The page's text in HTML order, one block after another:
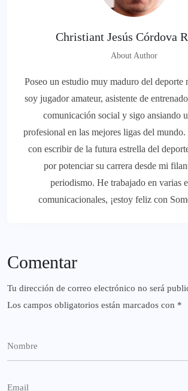
Christiant Jesús Córdova
About Author
Poseo un estudio muy maduro del deporte
soy jugador amateur, asistente de
comunicación social y sigo ansiando
profesional en las mejores ligas del mundo.
con escribir de la futura estrella del
por potenciar su carrera desde mi
periodismo. He trabajado en varias
comunicacionales, ¡estoy feliz con
Comentar
Tu dirección de correo electrónico no será
Los campos obligatorios están marcados con *